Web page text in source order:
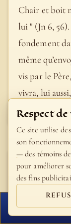
Chair et boit
lui " (Jn 6,
fondement
même
vis par le
vivra, lui
- Catéchisme de
II
grandeur, et
FERMER
Respect
Ce site utilise
son
— des témoins
pour améliorer
des fins